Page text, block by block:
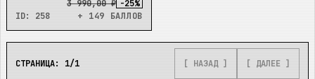
ID: 258
3 990,00 ₽ -25%
+ 149 БАЛЛОВ
СТРАНИЦА: 1/1 [ НАЗАД ] [ ДАЛЕЕ ]